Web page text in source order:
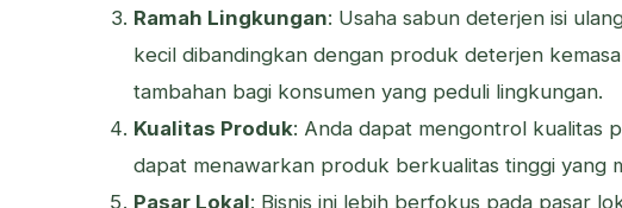
Ramah Lingkungan: Usaha sabun deterjen isi
kecil dibandingkan dengan produk deterjen
tambahan bagi konsumen yang peduli lingkungan.
Kualitas Produk: Anda dapat mengontrol kualitas
dapat menawarkan produk berkualitas tinggi yang
Pasar Lokal: Bisnis ini lebih berfokus pada pasar